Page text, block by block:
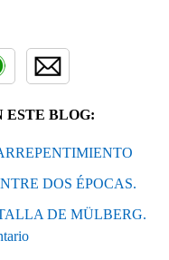
ESTE BLOG:
DOS ÉPOCAS.
DE MÜLBERG.